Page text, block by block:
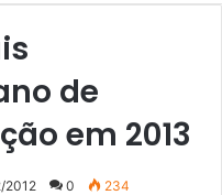
de
em 2013
2012 0 234